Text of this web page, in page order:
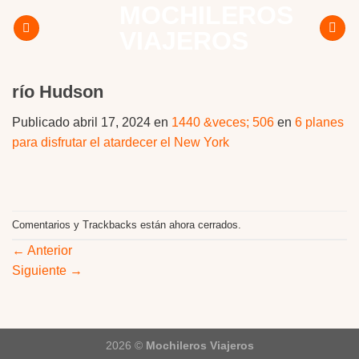
río Hudson
Publicado abril 17, 2024 en 1440 &veces; 506 en 6 planes
para disfrutar el atardecer el New York
Comentarios y Trackbacks están ahora cerrados.
← Anterior
Siguiente →
2026 © Mochileros Viajeros